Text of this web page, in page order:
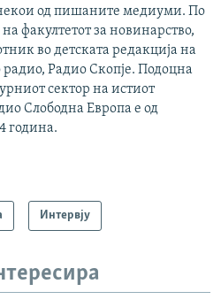
од пишаните медиуми. По
факултетот за новинарство,
во детската редакција на
Радио Скопје. Подоцна
сектор на истиот
Слободна Европа е од
година.
Интервју